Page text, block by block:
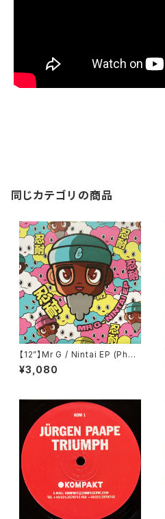
同じカテゴリの商品
【12”】Mr G / Nintai EP (Phoe
nix G.) (PG077)
¥3,080